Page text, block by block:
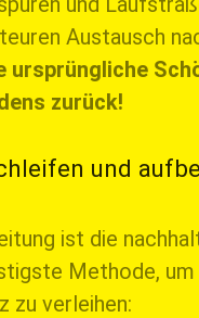
Austausch
ursprüngliche
zurück!
und
ist die
Methode,
zu verleihen: